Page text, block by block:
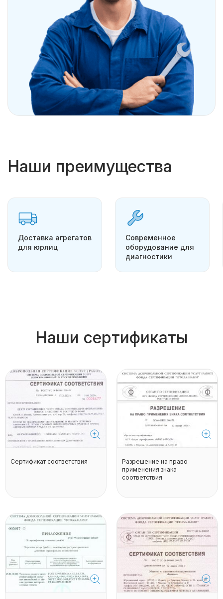
Наши преимущества
Доставка агрегатов
для юрлиц
Современное
оборудование для
диагностики
Наши сертификаты
Сертификат соответствия
Разрешение на право
применения знака
соответствия